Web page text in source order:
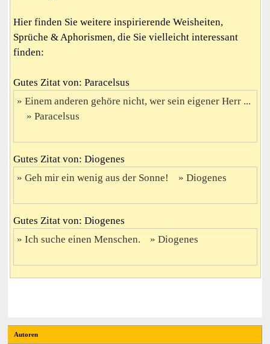
Hier finden Sie weitere inspirierende Weisheiten,
Sprüche & Aphorismen, die Sie vielleicht interessant
finden:
Gutes Zitat von: Paracelsus
Einem anderen gehöre nicht, wer sein eigener Herr ...
Paracelsus
Gutes Zitat von: Diogenes
Geh mir ein wenig aus der Sonne!
Diogenes
Gutes Zitat von: Diogenes
Ich suche einen Menschen.
Diogenes
Autoren